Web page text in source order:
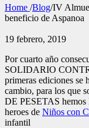
Home /Blog/IV
beneficio de Aspanoa
19 febrero, 2019
Por cuarto año
SOLIDARIO
primeras ediciones se
cambio, para los que
DE PESETAS hemos
heroes de Niños con
infantil